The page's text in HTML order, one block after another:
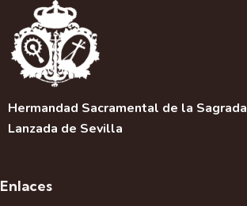
a
c
i
ó
n
d
e
v
Hermandad Sacramental de la Sagrada
Lanzada de Sevilla
Enlaces